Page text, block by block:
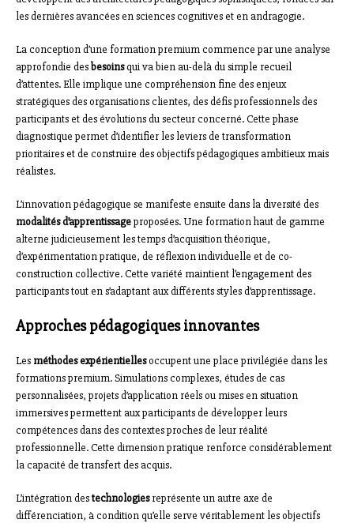
les dernières avancées en sciences cognitives et en andragogie.
La conception d’une formation premium commence par une analyse
approfondie desbesoinsqui va bien au-delà du simple recueil
d’attentes. Elle implique une compréhension fine des enjeux
stratégiques des organisations clientes, des défis professionnels des
participants et des évolutions du secteur concerné. Cette phase
diagnostique permet d’identifier les leviers de transformation
prioritaires et de construire des objectifs pédagogiques ambitieux mais
réalistes.
L’innovation pédagogique se manifeste ensuite dans la diversité des
modalités d’apprentissageproposées. Une formation haut de gamme
alterne judicieusement les temps d’acquisition théorique,
d’expérimentation pratique, de réflexion individuelle et de co-
construction collective. Cette variété maintient l’engagement des
participants tout en s’adaptant aux différents styles d’apprentissage.
Approches pédagogiques innovantes
Les méthodes expérientiellesoccupent une place privilégiée dans les
formations premium. Simulations complexes, études de cas
personnalisées, projets d’application réels ou mises en situation
immersives permettent aux participants de développer leurs
compétences dans des contextes proches de leur réalité
professionnelle. Cette dimension pratique renforce considérablement
la capacité de transfert des acquis.
L’intégration destechnologiesreprésente un autre axe de
différenciation, à condition qu’elle serve véritablement les objectifs